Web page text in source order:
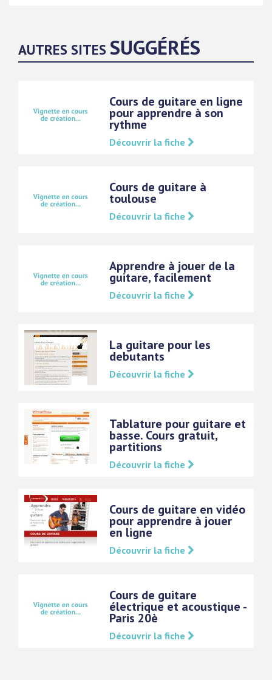
AUTRES SITES SUGGÉRÉS
Cours de guitare en ligne
pour apprendre à son
rythme
Découvrir la fiche
Cours de guitare à
toulouse
Découvrir la fiche
Apprendre à jouer de la
guitare, facilement
Découvrir la fiche
La guitare pour les
debutants
Découvrir la fiche
Tablature pour guitare et
basse. Cours gratuit,
partitions
Découvrir la fiche
Cours de guitare en vidéo
pour apprendre à jouer
en ligne
Découvrir la fiche
Cours de guitare
électrique et acoustique -
Paris 20è
Découvrir la fiche